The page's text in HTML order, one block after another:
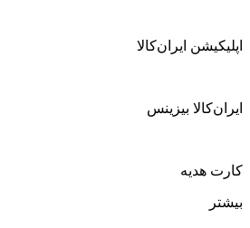
اپلیکیشن ایران‌کالا
ایران‌کالا بیزینس
کارت هدیه
بیشتر